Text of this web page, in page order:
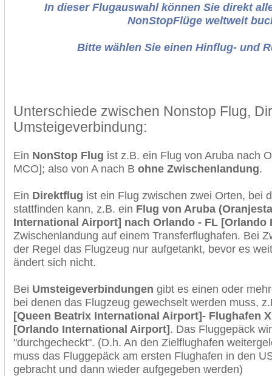
In dieser Flugauswahl können Sie direkt
NonStopFlüge weltweit
Bitte wählen Sie einen Hinflug- und
Unterschiede zwischen Nonstop Flug,
Umsteigeverbindung:
Ein NonStop Flug ist z.B. ein Flug von Aruba nach
MCO]; also von A nach B ohne Zwischenlandung.
Ein Direktflug ist ein Flug zwischen zwei Orten, bei
stattfinden kann, z.B. ein Flug von Aruba
International Airport] nach Orlando - FL
Zwischenlandung auf einem Transferflughafen. Bei
der Regel das Flugzeug nur aufgetankt, bevor es
ändert sich nicht.
Bei Umsteigeverbindungen gibt es einen oder
bei denen das Flugzeug gewechselt werden muss,
[Queen Beatrix International Airport]- Flughafen
[Orlando International Airport]. Das Fluggepäck
"durchgecheckt". (D.h. An den Zielflughafen
muss das Fluggepäck am ersten Flughafen in den
gebracht und dann wieder aufgegeben werden)